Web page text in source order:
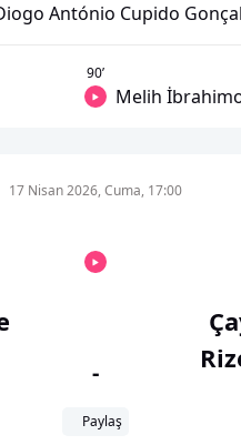
António Cupido
90’
Melih
17 Nisan 2026, Cuma, 17:00
-
Paylaş